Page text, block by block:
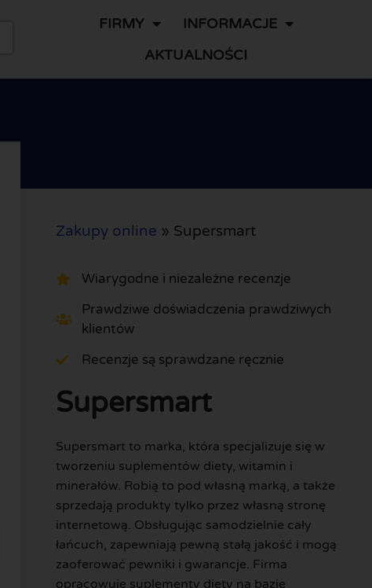
FIRMY
INFORMACJE
AKTUALNOŚCI
Zakupy online » Supersmart
Wiarygodne i niezależne recenzje
Prawdziwe doświadczenia prawdziwych
klientów
Recenzje są sprawdzane ręcznie
Supersmart
Supersmart to marka, która specjalizuje się w
tworzeniu suplementów diety, witamin i
minerałów. Robią to pod własną marką, a także
sprzedają produkty tylko przez własną stronę
internetową. Obsługując samodzielnie cały
łańcuch, zapewniają pewną stałą jakość i mogą
zaoferować pewniki i gwarancje. Firma
opracowuje suplementy diety na bazie